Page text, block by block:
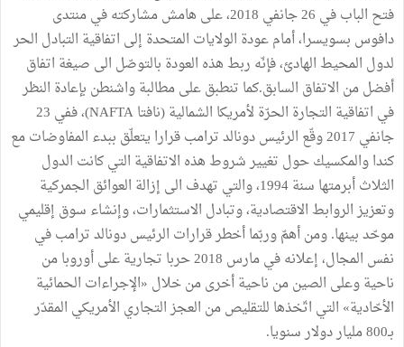
فتح الباب في 26 جانفي 2018، على هامش مشاركته في منتدى
دافوس بسويسرا، أمام عودة الولايات المتحدة إلى اتفاقية التبادل الحر
لدول المحيط الهادئ، فإنّه ربط هذه العودة بالتوصّل الى صيغة اتفاق
أفضل من الاتفاق السابق.كما تنطبق على مطالبة واشنطن بإعادة النظر
في اتفاقية التجارة الحرّة لأمريكا الشمالية (نافتا NAFTA)، ففي 23
جانفي 2017 وقّع الرئيس دونالد ترامب قرارا يتعلّق ببدء المفاوضات مع
كندا والمكسيك حول تغيير شروط هذه الاتفاقية التي كانت الدول
الثلاث أبرمتها سنة 1994، والتي تهدف الى إزالة العوائق الجمركية
وتعزيز الروابط الاقتصادية، وتبادل الاستثمارات، وإنشاء سوق إقليمي
موحّد بينها. ومن أهمّ وربّما أخطر قرارات الرئيس دونالد ترامب في
نفس المجال، إعلانه في مارس 2018 حربا تجارية على أوروبا من
ناحية وعلى الصين من ناحية أخرى من خلال «الإجراءات الحمائية
الأحّادية» التي اتّخذها للتقليص من العجز التجاري الأمريكي المقدّر
بـ800 مليار دولار سنويا.